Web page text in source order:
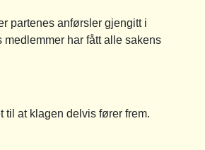
partenes anførsler gjengitt i
medlemmer har fått alle sakens
til at klagen delvis fører frem.